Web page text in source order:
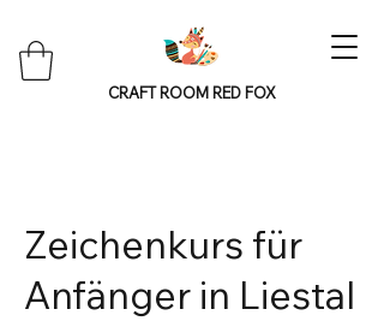
CRAFT ROOM RED FOX
Zeichenkurs für
Anfänger in Liestal